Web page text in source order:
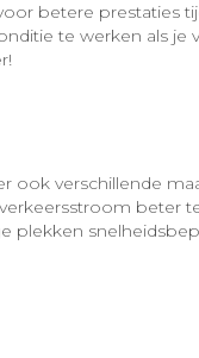
betere prestaties
te werken als je
ook verschillende
beter
plekken